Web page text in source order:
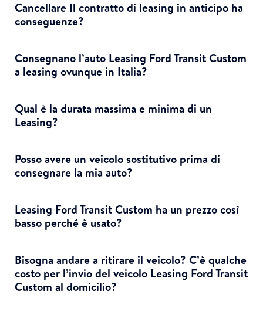
Cancellare Il contratto di leasing in anticipo ha
conseguenze?
Consegnano l’auto Leasing Ford Transit Custom
a leasing ovunque in Italia?
Qual è la durata massima e minima di un
Leasing?
Posso avere un veicolo sostitutivo prima di
consegnare la mia auto?
Leasing Ford Transit Custom ha un prezzo così
basso perché è usato?
Bisogna andare a ritirare il veicolo? C’è qualche
costo per l’invio del veicolo Leasing Ford Transit
Custom al domicilio?